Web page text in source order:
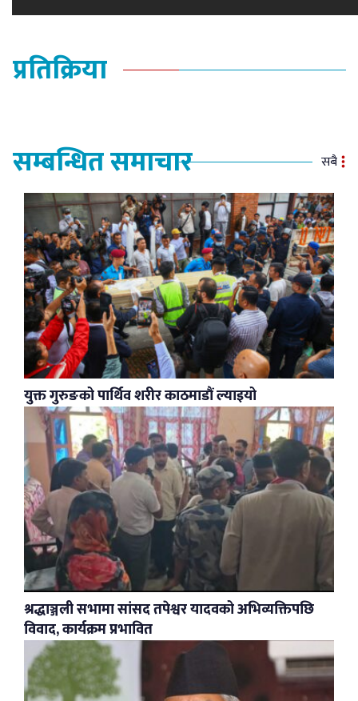
प्रतिक्रिया
सम्बन्धित समाचार सबै
युक्त गुरुङको पार्थिव शरीर काठमाडौं ल्याइयो
श्रद्धाञ्जली सभामा सांसद तपेश्वर यादवको अभिव्यक्तिपछि
विवाद, कार्यक्रम प्रभावित